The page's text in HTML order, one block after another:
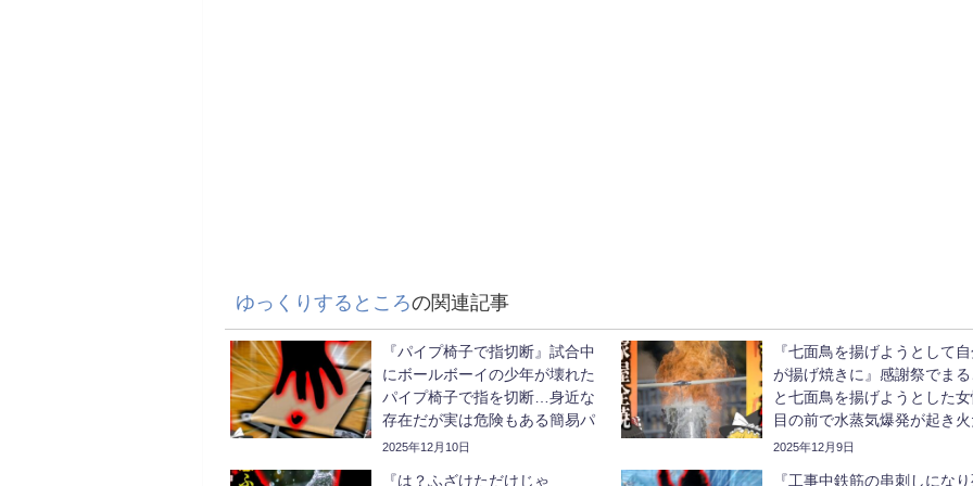
ゆっくりするところの関連記事
『パイプ椅子で指切断』試合中
にボールボーイの少年が壊れた
パイプ椅子で指を切断…身近な
存在だが実は危険もある簡易パ
イプ椅子【ゆっくり解説】
2025年12月10日
『七面鳥を揚げようとして
が揚げ焼きに』感謝祭でま
と七面鳥を揚げようとした女
目の前で水蒸気爆発が起き
るまに…【ゆっくり解説】
2025年12月9日
『は？ふざけただけじゃ 『工事中鉄筋の串刺しにな